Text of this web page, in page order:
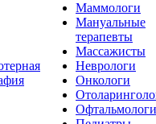
Маммологи
Мануальные
терапевты
Массажисты
Неврологи
Онкологи
Офтальмологи